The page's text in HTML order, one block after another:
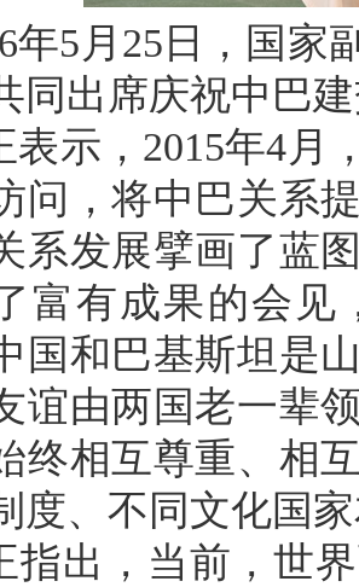
年5月25日，国家
同出席庆祝中巴
表示，2015年4月
问，将中巴关系
系发展擘画了蓝
富有成果的会见
国和巴基斯坦是
谊由两国老一辈
终相互尊重、相
度、不同文化国
指出，当前，世